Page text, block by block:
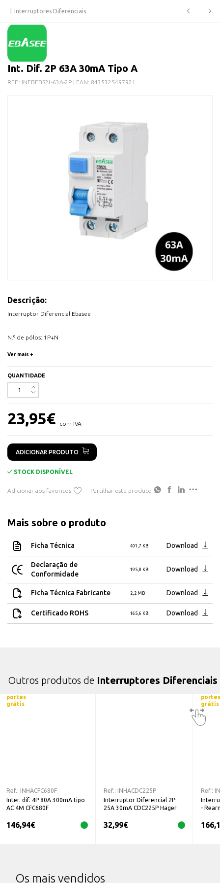
Interruptores Diferenciais
Int. Dif. 2P 63A 30mA Tipo A
REF.: INEBEBS2L-63A-2P | EAN: 8435325497921
Descrição:
Interruptor Diferencial Ebasee
N.º de pólos: 1P+N
Tipo A
Para calha DIN
Em conformidade com a norma IEC/EN 61008-1
Ver mais +
QUANTIDADE
23,95€ com IVA
ADICIONAR PRODUTO
STOCK DISPONÍVEL
Adicionar aos favoritos Partilhar este produto
Mais sobre o produto
Ficha Técnica 401,7 KB Download
Declaração de
Conformidade
195,8 KB Download
Ficha Técnica Fabricante 2,2 MB Download
Certificado ROHS 165,6 KB Download
Outros produtos de Interruptores Diferenciais
portes
grátis
Ref.:
INHACFC680F
Inter. dif. 4P 80A 300mA tipo
AC 4M CFC680F
146,94€
Ref.:
INHACDC225P
Interruptor Diferencial 2P
25A 30mA CDC225P Hager
32,99€
portes
grátis
Ref.:
-
Os mais vendidos